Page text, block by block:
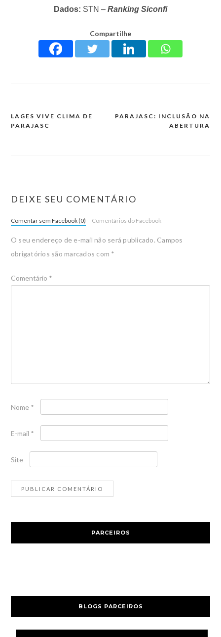
Dados: STN – Ranking Siconfi
Compartilhe
LAGES VIVE CLIMA DE
PARAJASC
PARAJASC: INCLUSÃO NA
ABERTURA
DEIXE SEU COMENTÁRIO
Comentar sem Facebook (0) Comentários do Facebook
O seu endereço de e-mail não será publicado. Campos
obrigatórios são marcados com *
Comentário *
Nome *
E-mail *
Site
PARCEIROS
BLOGS PARCEIROS